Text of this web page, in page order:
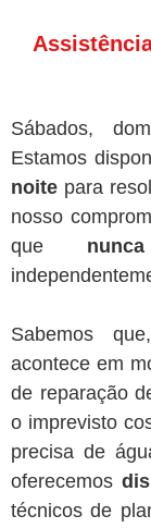
Sábados,
Estamos
noite para
nosso
que
Sabemos
acontece em
de reparação
o imprevisto
precisa de
oferecemos
técnicos de